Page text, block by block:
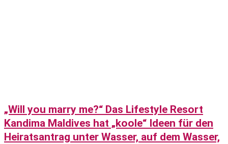
„Will you marry me?“ Das Lifestyle Resort
Kandima Maldives hat „koole“ Ideen für den
Heiratsantrag unter Wasser, auf dem Wasser,